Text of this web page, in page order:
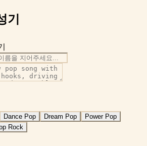
기
Dance Pop Dream Pop
Power Pop
Rock